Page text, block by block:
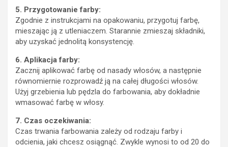
5. Przygotowanie farby:
Zgodnie z instrukcjami na opakowaniu, przygotuj farbę,
mieszając ją z utleniaczem. Starannie zmieszaj składniki,
aby uzyskać jednolitą konsystencję.
6. Aplikacja farby:
Zacznij aplikować farbę od nasady włosów, a następnie
równomiernie rozprowadź ją na całej długości włosów.
Użyj grzebienia lub pędzla do farbowania, aby dokładnie
wmasować farbę w włosy.
7. Czas oczekiwania:
Czas trwania farbowania zależy od rodzaju farby i
odcienia, jaki chcesz osiągnąć. Zwykle wynosi to od 20 do